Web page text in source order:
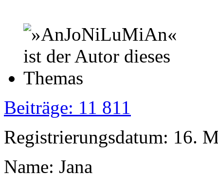
Beiträge: 11 811
Registrierungsdatum: 16.
Name: Jana